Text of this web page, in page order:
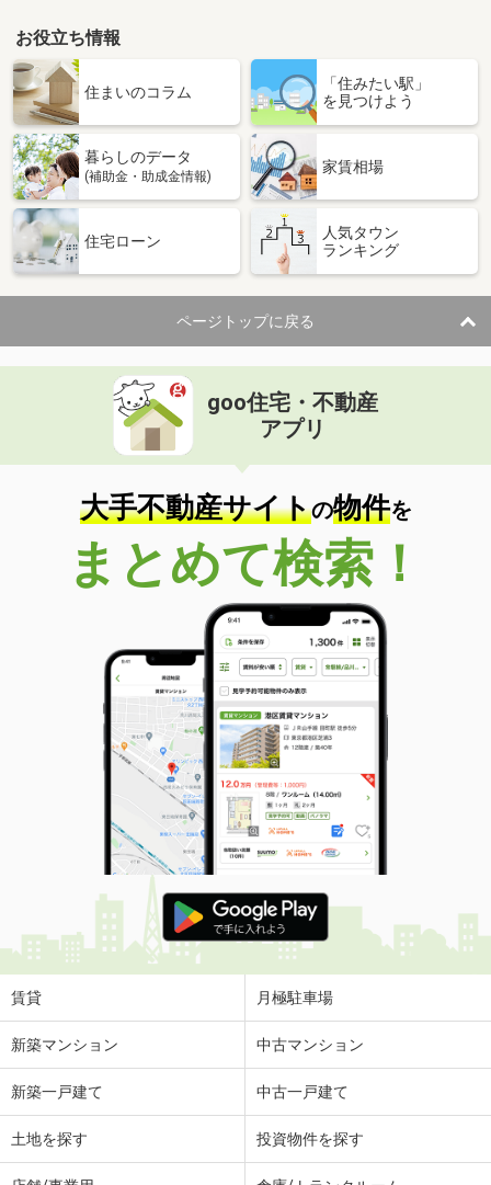
お役立ち情報
住まいのコラム
「住みたい駅」
を見つけよう
暮らしのデータ
(補助金・助成金情報)
家賃相場
住宅ローン
人気タウン
ランキング
ページトップに戻る
goo住宅・不動産
アプリ
大手不動産サイトの物件を
まとめて検索！
賃貸 月極駐車場
新築マンション 中古マンション
新築一戸建て 中古一戸建て
土地を探す 投資物件を探す